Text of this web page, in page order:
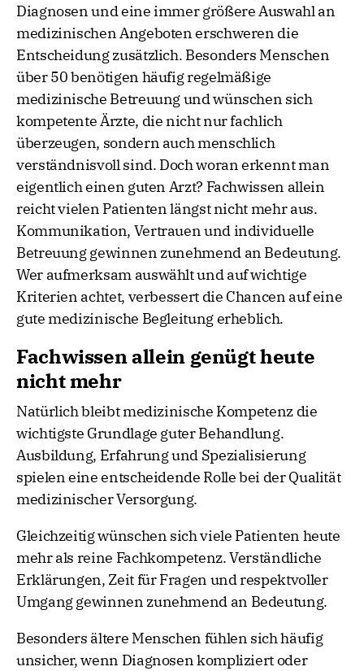
Diagnosen und eine immer größere Auswahl an
medizinischen Angeboten erschweren die
Entscheidung zusätzlich. Besonders Menschen
über 50 benötigen häufig regelmäßige
medizinische Betreuung und wünschen sich
kompetente Ärzte, die nicht nur fachlich
überzeugen, sondern auch menschlich
verständnisvoll sind. Doch woran erkennt man
eigentlich einen guten Arzt? Fachwissen allein
reicht vielen Patienten längst nicht mehr aus.
Kommunikation, Vertrauen und individuelle
Betreuung gewinnen zunehmend an Bedeutung.
Wer aufmerksam auswählt und auf wichtige
Kriterien achtet, verbessert die Chancen auf eine
gute medizinische Begleitung erheblich.
Fachwissen allein genügt heute
nicht mehr
Natürlich bleibt medizinische Kompetenz die
wichtigste Grundlage guter Behandlung.
Ausbildung, Erfahrung und Spezialisierung
spielen eine entscheidende Rolle bei der Qualität
medizinischer Versorgung.
Gleichzeitig wünschen sich viele Patienten heute
mehr als reine Fachkompetenz. Verständliche
Erklärungen, Zeit für Fragen und respektvoller
Umgang gewinnen zunehmend an Bedeutung.
Besonders ältere Menschen fühlen sich häufig
unsicher, wenn Diagnosen kompliziert oder